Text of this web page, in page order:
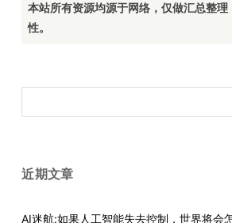
本站所有资源均源于网络，仅做汇总整
性。
索：
近期文章
AI迷航:如果人工智能失去控制，世界将会